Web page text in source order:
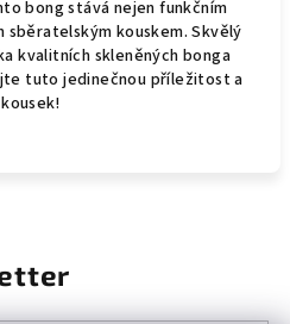
bong stává nejen funkčním
kouskem. Skvělý
kvalitních skleněných bonga
tuto jedinečnou příležitost a